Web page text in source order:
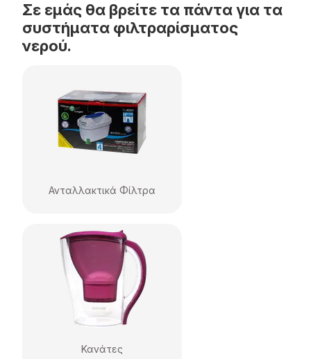
Σε εμάς θα βρείτε τα πάντα για τα
συστήματα φιλτραρίσματος
νερού.
Ανταλλακτικά Φίλτρα
Κανάτες